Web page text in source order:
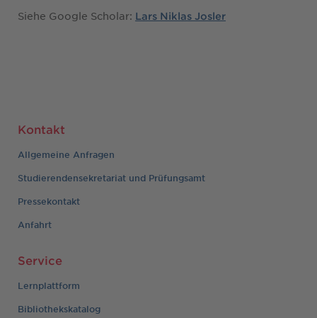
Siehe Google Scholar: Lars Niklas Josler
Kontakt
Allgemeine Anfragen
Studierendensekretariat und Prüfungsamt
Pressekontakt
Anfahrt
Service
Lernplattform
Bibliothekskatalog